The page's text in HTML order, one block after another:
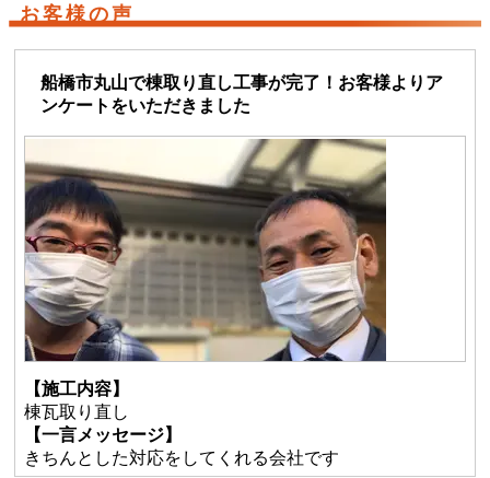
お客様の声
船橋市丸山で棟取り直し工事が完了！お客様よりア
ンケートをいただきました
【施工内容】
棟瓦取り直し
【一言メッセージ】
きちんとした対応をしてくれる会社です